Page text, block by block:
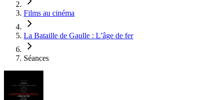
Films au cinéma
La Bataille de Gaulle : L’âge de fer
Séances